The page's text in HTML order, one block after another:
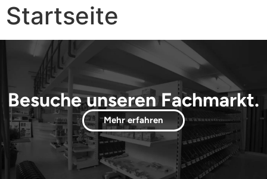
Startseite
Besuche unseren Fachmarkt.
Mehr erfahren